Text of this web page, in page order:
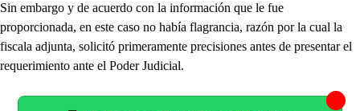
Sin embargo y de acuerdo con la información que le fue
proporcionada, en este caso no había flagrancia, razón por la cual la
fiscala adjunta, solicitó primeramente precisiones antes de presentar el
requerimiento ante el Poder Judicial.